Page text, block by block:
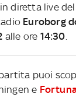
diretta live
Euroborg
alle ore 14:30
puoi
e